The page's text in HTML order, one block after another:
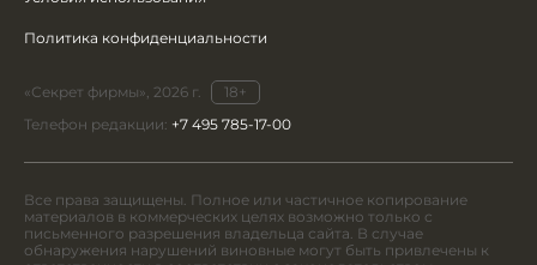
Политика конфиденциальности
«Секрет фирмы», 2026 г.
18+
Телефон редакции: +7 495 785-17-00
Все права защищены. Полное или частичное копирование
материалов в коммерческих целях возможно только с
письменного разрешения владельца сайта. В случае
обнаружения нарушений виновные могут быть привлечены к